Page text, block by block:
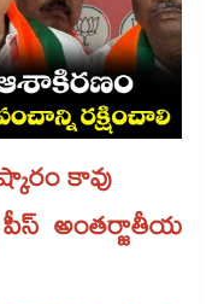
కావు
అంతర్జాతీయ